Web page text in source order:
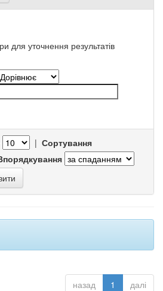
для уточнення результатів
| Сортування
назад 1 далі